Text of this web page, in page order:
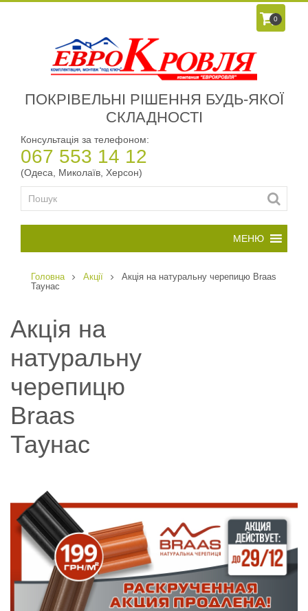
0
ПОКРІВЕЛЬНІ РІШЕННЯ БУДЬ-ЯКОЇ
СКЛАДНОСТІ
Консультація за телефоном:
067 553 14 12
(Одеса, Миколаїв, Херсон)
Головна Акції
Акція на натуральну черепицю Braas
Таунас
Акція на
натуральну
черепицю
Braas
Таунас